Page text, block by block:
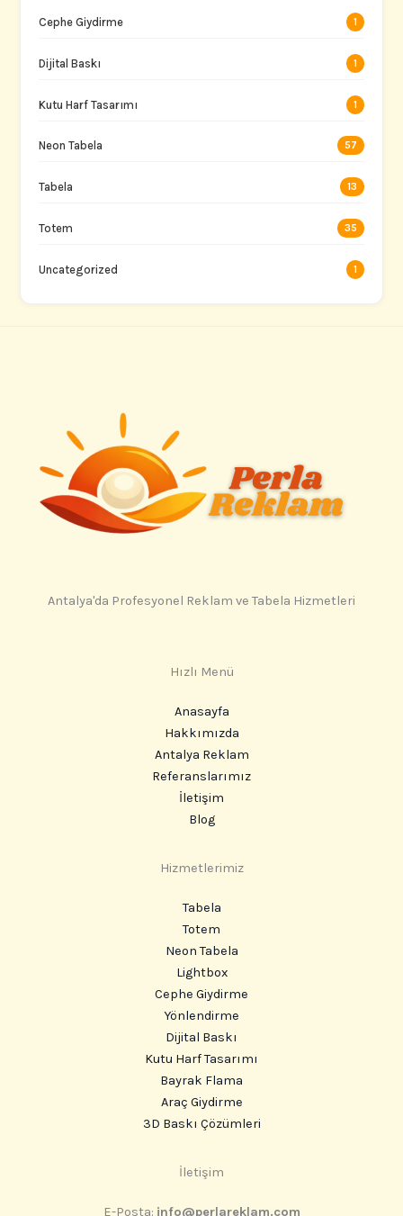
Cephe Giydirme 1
Dijital Baskı 1
Kutu Harf Tasarımı 1
Neon Tabela 57
Tabela 13
Totem 35
Uncategorized 1
Antalya'da Profesyonel Reklam ve Tabela Hizmetleri
Hızlı Menü
Anasayfa
Hakkımızda
Antalya Reklam
Referanslarımız
İletişim
Blog
Hizmetlerimiz
Tabela
Totem
Neon Tabela
Lightbox
Cephe Giydirme
Yönlendirme
Dijital Baskı
Kutu Harf Tasarımı
Bayrak Flama
Araç Giydirme
3D Baskı Çözümleri
İletişim
E-Posta: info@perlareklam.com